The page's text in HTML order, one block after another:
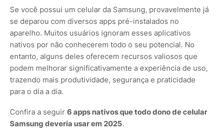
Se você possui um celular da Samsung, provavelmente já
se deparou com diversos apps pré-instalados no
aparelho. Muitos usuários ignoram esses aplicativos
nativos por não conhecerem todo o seu potencial. No
entanto, alguns deles oferecem recursos valiosos que
podem melhorar significativamente a experiência de uso,
trazendo mais produtividade, segurança e praticidade
para o dia a dia.
Confira a seguir 6 apps nativos que todo dono de celular
Samsung deveria usar em 2025.